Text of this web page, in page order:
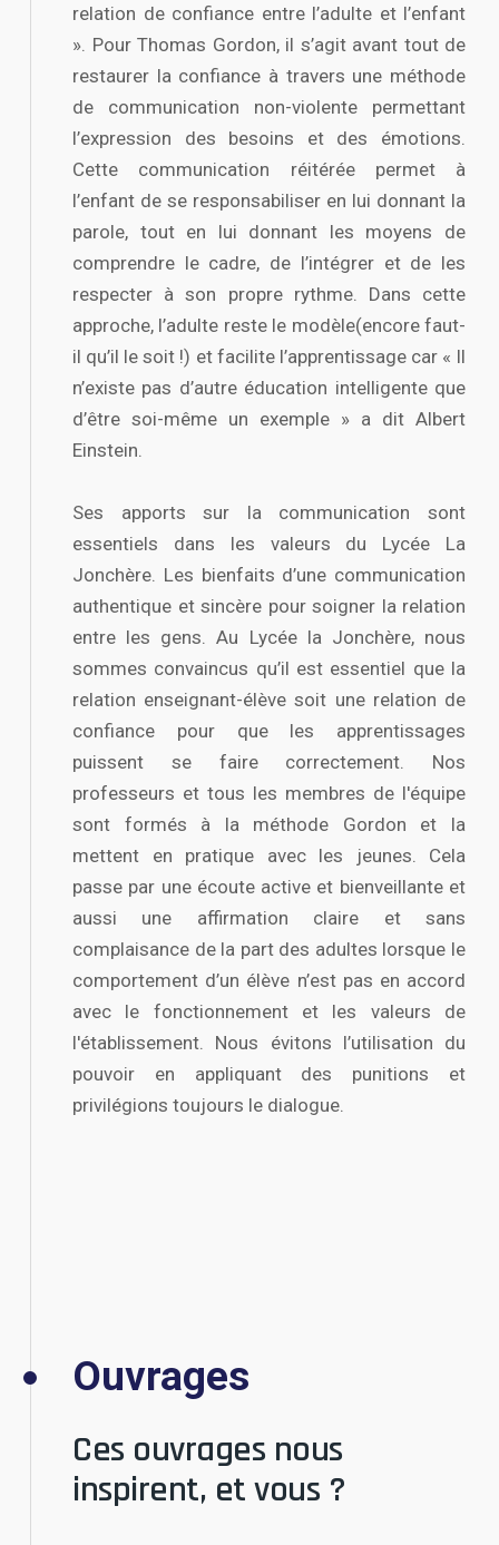
relation de confiance entre l’adulte et l’enfant
». Pour Thomas Gordon, il s’agit avant tout de
restaurer la confiance à travers une méthode
de communication non-violente permettant
l’expression des besoins et des émotions.
Cette communication réitérée permet à
l’enfant de se responsabiliser en lui donnant la
parole, tout en lui donnant les moyens de
comprendre le cadre, de l’intégrer et de les
respecter à son propre rythme. Dans cette
approche, l’adulte reste le modèle(encore faut-
il qu’il le soit !) et facilite l’apprentissage car « Il
n’existe pas d’autre éducation intelligente que
d’être soi-même un exemple » a dit Albert
Einstein.
Ses apports sur la communication sont
essentiels dans les valeurs du Lycée La
Jonchère. Les bienfaits d’une communication
authentique et sincère pour soigner la relation
entre les gens. Au Lycée la Jonchère, nous
sommes convaincus qu’il est essentiel que la
relation enseignant-élève soit une relation de
confiance pour que les apprentissages
puissent se faire correctement. Nos
professeurs et tous les membres de l'équipe
sont formés à la méthode Gordon et la
mettent en pratique avec les jeunes. Cela
passe par une écoute active et bienveillante et
aussi une affirmation claire et sans
complaisance de la part des adultes lorsque le
comportement d’un élève n’est pas en accord
avec le fonctionnement et les valeurs de
l'établissement. Nous évitons l’utilisation du
pouvoir en appliquant des punitions et
privilégions toujours le dialogue.
Ouvrages
Ces ouvrages nous
inspirent, et vous ?